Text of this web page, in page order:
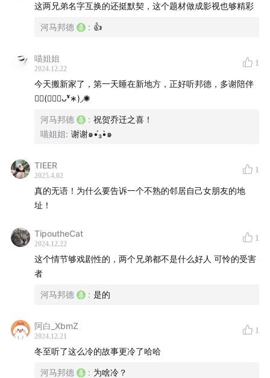
3、卫生间门后墙上的血迹
4、在餐柜顶端发现的菜刀
这两兄弟名字互换的还挺默契，这个题材做成影视也够精彩
河马邦德 : 👍
喵姐姐
2024.12.22
1
今天搬新家了，第一天睡在新地方，正好听邦德，多谢陪伴
✺◟(∗❛ัᴗ❛ั∗)◞✺
河马邦德 : 祝贺乔迁之喜！
喵姐姐: 谢谢๑•́₃•̀๑
TIEER
2025.4.02
1
真的无语！为什么要告诉一个不熟的邻居自己女朋友的地
址！
TipoutheCat
2024.12.22
1
这个情节够戏剧性的，两个兄弟都不是什么好人 可怜的受害
者
河马邦德 : 是的
阿白_XbmZ
2024.12.21
1
冬至听了这么冷的故事更冷了哈哈
河马邦德 : 为啥冷？